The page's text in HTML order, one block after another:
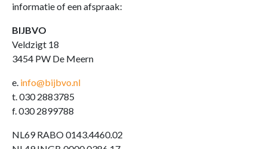
informatie of een afspraak:
BIJBVO
Veldzigt 18
3454 PW De Meern
e. info@bijbvo.nl
t. 030 2883785
f. 030 2899788
NL69 RABO 0143.4460.02